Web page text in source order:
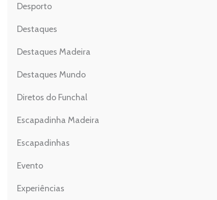
Desporto
Destaques
Destaques Madeira
Destaques Mundo
Diretos do Funchal
Escapadinha Madeira
Escapadinhas
Evento
Experiências